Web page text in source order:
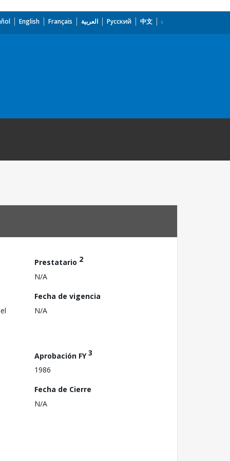
English Français العربية Русский 中文
Prestatario 2
N/A
Fecha de vigencia
N/A
Aprobación FY3
1986
Fecha de Cierre
N/A